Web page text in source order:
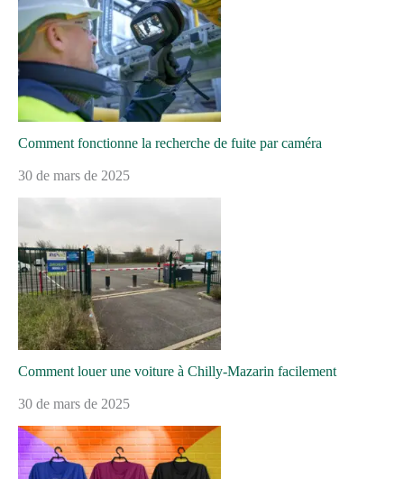
Comment fonctionne la recherche de fuite par caméra
30 de mars de 2025
Comment louer une voiture à Chilly-Mazarin facilement
30 de mars de 2025